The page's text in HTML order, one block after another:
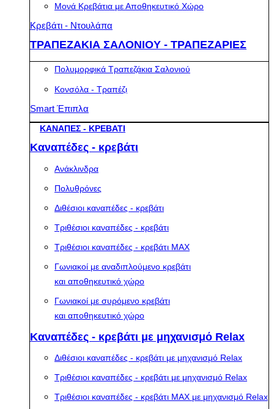
Μονά Κρεβάτια με Αποθηκευτικό Χώρο
Κρεβάτι - Ντουλάπα
ΤΡΑΠΕΖΑΚΙΑ ΣΑΛΟΝΙΟΥ - ΤΡΑΠΕΖΑΡΙΕΣ
Πολυμορφικά Τραπεζάκια Σαλονιού
Κονσόλα - Τραπέζι
Smart Έπιπλα
ΚΑΝΑΠΕΣ - ΚΡΕΒΑΤΙ
Καναπέδες - κρεβάτι
Ανάκλινδρα
Πολυθρόνες
Διθέσιοι καναπέδες - κρεβάτι
Τριθέσιοι καναπέδες - κρεβάτι
Τριθέσιοι καναπέδες - κρεβάτι MAX
Γωνιακοί με αναδιπλούμενο κρεβάτι
και αποθηκευτικό χώρο
Γωνιακοί με συρόμενο κρεβάτι
και αποθηκευτικό χώρο
Καναπέδες - κρεβάτι με μηχανισμό Relax
Διθέσιοι καναπέδες - κρεβάτι με μηχανισμό Relax
Τριθέσιοι καναπέδες - κρεβάτι με μηχανισμό Relax
Τριθέσιοι καναπέδες - κρεβάτι MAX με μηχανισμό Relax